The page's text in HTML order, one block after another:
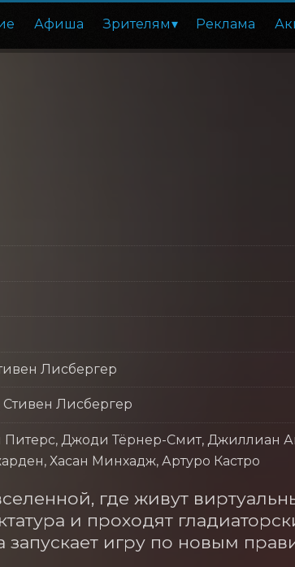
Афиша Зрителям Реклама
Лисбергер
Лисбергер
Питерс, Джоди Тёрнер-Смит, Джиллиан
Хасан Минхадж, Артуро Кастро
где живут
и проходят
игру по новым